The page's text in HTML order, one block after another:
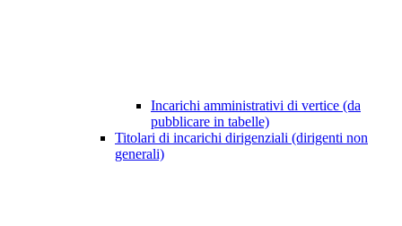
Incarichi amministrativi di vertice (da
pubblicare in tabelle)
Titolari di incarichi dirigenziali (dirigenti non
generali)